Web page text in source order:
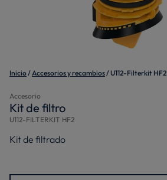
Inicio Accesorios y recambios U112-Filterkit HF2
Accesorio
Kit de filtro
U112-FILTERKIT HF2
Kit de filtrado